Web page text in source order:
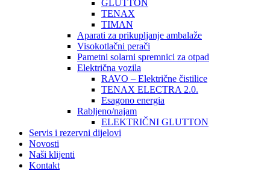
GLUTTON
TENAX
TIMAN
Aparati za prikupljanje ambalaže
Visokotlačni perači
Pametni solarni spremnici za otpad
Električna vozila
RAVO – Električne čistilice
TENAX ELECTRA 2.0.
Esagono energia
Rabljeno/najam
ELEKTRIČNI GLUTTON
Servis i rezervni dijelovi
Novosti
Naši klijenti
Kontakt